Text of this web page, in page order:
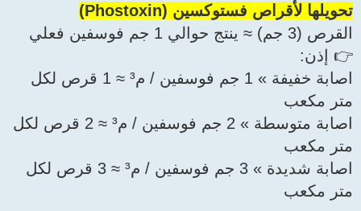
تحويلها لأقراص فستوكسين (Phostoxin)
القرص (3 جم) ≈ ينتج حوالي 1 جم فوسفين فعلي
👉 إذن:
اصابة خفيفة » 1 جم فوسفين / م³ ≈ 1 قرص لكل
متر مكعب
اصابة متوسطة » 2 جم فوسفين / م³ ≈ 2 قرص لكل
متر مكعب
اصابة شديدة » 3 جم فوسفين / م³ ≈ 3 قرص لكل
متر مكعب